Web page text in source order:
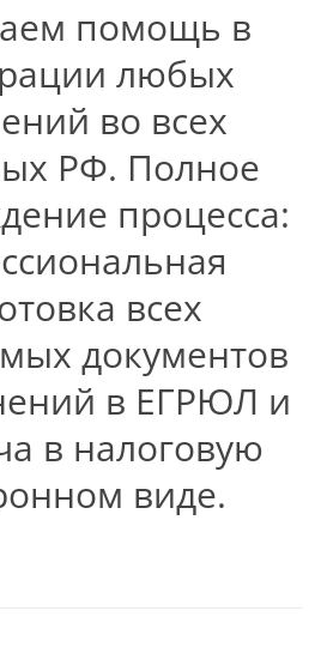
помощь в
любых
во всех
РФ. Полное
процесса:
всех
документов
в ЕГРЮЛ и
в налоговую
виде.